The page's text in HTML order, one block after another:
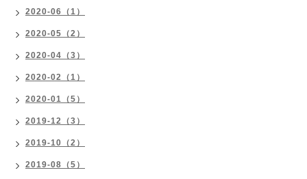
2020-06（1）
2020-05（2）
2020-04（3）
2020-02（1）
2020-01（5）
2019-12（3）
2019-10（2）
2019-08（5）